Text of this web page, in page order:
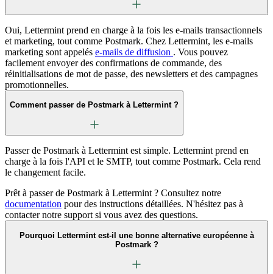
Oui, Lettermint prend en charge à la fois les e-mails transactionnels
et marketing, tout comme Postmark. Chez Lettermint, les e-mails
marketing sont appelés e-mails de diffusion . Vous pouvez
facilement envoyer des confirmations de commande, des
réinitialisations de mot de passe, des newsletters et des campagnes
promotionnelles.
Comment passer de Postmark à Lettermint ?
Passer de Postmark à Lettermint est simple. Lettermint prend en
charge à la fois l'API et le SMTP, tout comme Postmark. Cela rend
le changement facile.
Prêt à passer de Postmark à Lettermint ? Consultez notre
documentation pour des instructions détaillées. N'hésitez pas à
contacter notre support si vous avez des questions.
Pourquoi Lettermint est-il une bonne alternative européenne à
Postmark ?